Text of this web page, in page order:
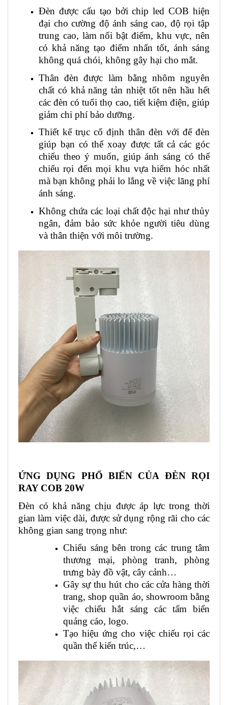
Đèn được cấu tạo bởi chip led COB hiện
đại cho cường độ ánh sáng cao, độ rọi tập
trung cao, làm nổi bật điểm, khu vực, nên
có khả năng tạo điểm nhấn tốt, ánh sáng
không quá chói, không gây hại cho mắt.
Thân đèn được làm bằng nhôm nguyên
chất có khả năng tản nhiệt tốt nên hầu hết
các đèn có tuổi thọ cao, tiết kiệm điện, giúp
giảm chi phí bảo dưỡng.
Thiết kế trục cố định thân đèn với đế đèn
giúp bạn có thể xoay được tất cả các góc
chiếu theo ý muốn, giúp ánh sáng có thể
chiếu rọi đến mọi khu vựa hiểm hóc nhất
mà bạn không phải lo lắng về việc lãng phí
ánh sáng.
Không chứa các loại chất độc hại như thủy
ngân, đảm bảo sức khỏe người tiêu dùng
và thân thiện với môi trường.
ỨNG DỤNG PHỔ BIẾN CỦA ĐÈN RỌI
RAY COB 20W
Đèn có khả năng chịu được áp lực trong thời
gian làm việc dài, được sử dụng rộng rãi cho các
không gian sang trọng như:
Chiếu sáng bên trong các trung tâm
thương mại, phòng tranh, phòng
trưng bày đồ vật, cây cảnh…
Gây sự thu hút cho các cửa hàng thời
trang, shop quần áo, showroom bằng
việc chiếu hắt sáng các tấm biển
quảng cáo, logo.
Tạo hiệu ứng cho việc chiếu rọi các
quần thể kiến trúc,…